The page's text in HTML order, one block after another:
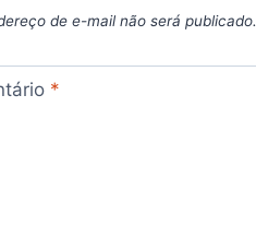
de e-mail não será publicado.
*